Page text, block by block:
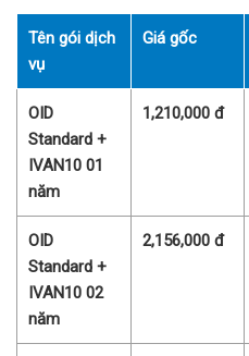
Tên gói dịch
vụ
Giá gốc
OID
Standard +
IVAN10 01
năm
1,210,000 đ
OID
Standard +
IVAN10 02
năm
2,156,000 đ